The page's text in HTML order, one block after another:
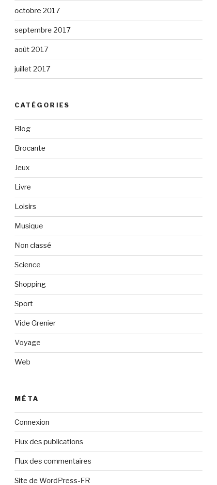
octobre 2017
septembre 2017
août 2017
juillet 2017
CATÉGORIES
Blog
Brocante
Jeux
Livre
Loisirs
Musique
Non classé
Science
Shopping
Sport
Vide Grenier
Voyage
Web
MÉTA
Connexion
Flux des publications
Flux des commentaires
Site de WordPress-FR